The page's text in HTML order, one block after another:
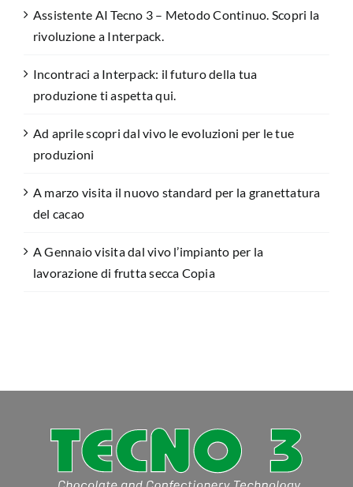
Assistente AI Tecno 3 – Metodo Continuo. Scopri la
rivoluzione a Interpack.
Incontraci a Interpack: il futuro della tua
produzione ti aspetta qui.
Ad aprile scopri dal vivo le evoluzioni per le tue
produzioni
A marzo visita il nuovo standard per la granettatura
del cacao
A Gennaio visita dal vivo l’impianto per la
lavorazione di frutta secca Copia